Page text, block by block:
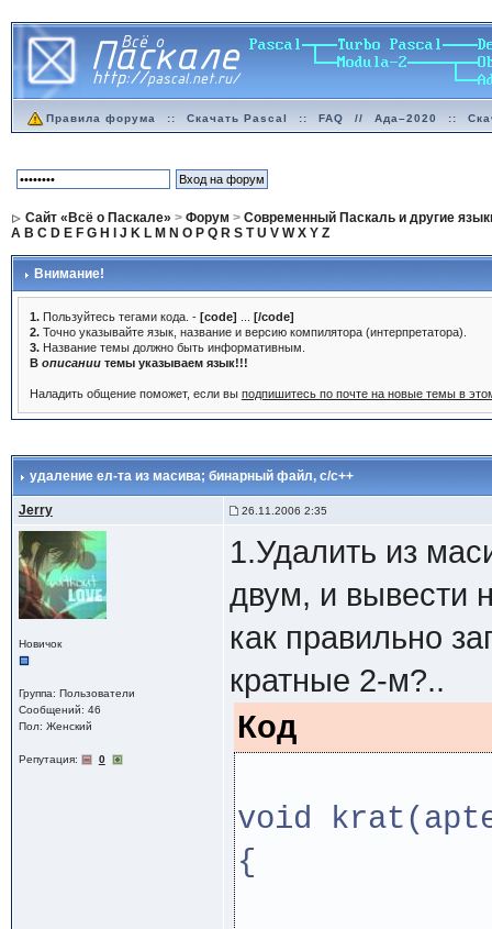
Правила форума :: Скачать Pascal :: FAQ // Ада–2020 ::
Сайт «Всё о Паскале» > Форум > Современный Паскаль и другие
A B C D E F G H J K L M N O P Q R S T U V W X Y Z
Внимание!
1.Пользуйтесь тегами кода. - [code]
[/code]
2.Точно указывайте язык, название и версию компилятора (интерпретатора).
3.Название темы должно быть информативным.
В описаниитемы указываем язык!!!
Наладить общение поможет, если вы подпишитесь по почте на новые темы в
удаление ел-та из масива; бинарный файл, с/с++
Jerry 26.11.2006 2:35
Новичок
Группа: Пользователи
Сообщений: 46
Пол: Женский
Репутация: 0
1.Удалить из
двум, и вывести
как правильно
кратные 2-м?..
Код
void
{